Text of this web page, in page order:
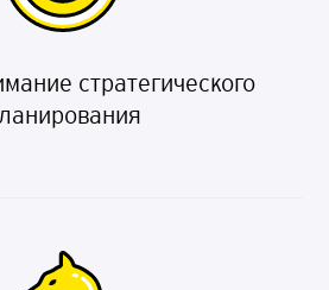
стратегического